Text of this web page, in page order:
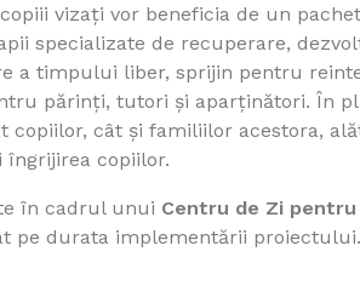
vizați vor beneficia de un
specializate de recuperare,
a timpului liber, sprijin pentru
părinți, tutori și aparținători. În
copiilor, cât și familiilor acestora,
copiilor.
în cadrul unui Centru de Zi
pe durata implementării proiectului.